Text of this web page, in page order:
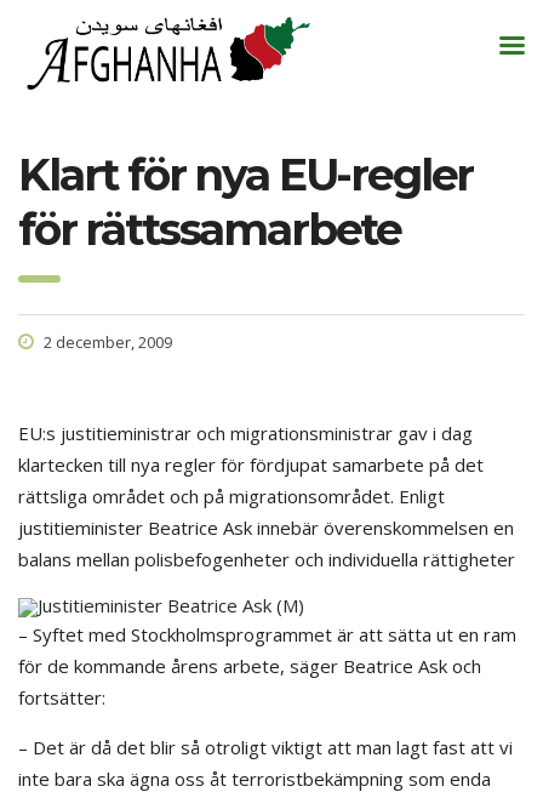
Klart för nya EU-regler
för rättssamarbete
2 december, 2009
EU:s justitieministrar och migrationsministrar gav i dag
klartecken till nya regler för fördjupat samarbete på det
rättsliga området och på migrationsområdet. Enligt
justitieminister Beatrice Ask innebär överenskommelsen en
balans mellan polisbefogenheter och individuella rättigheter
Justitieminister Beatrice Ask (M)
– Syftet med Stockholmsprogrammet är att sätta ut en ram
för de kommande årens arbete, säger Beatrice Ask och
fortsätter:
– Det är då det blir så otroligt viktigt att man lagt fast att vi
inte bara ska ägna oss åt terroristbekämpning som enda